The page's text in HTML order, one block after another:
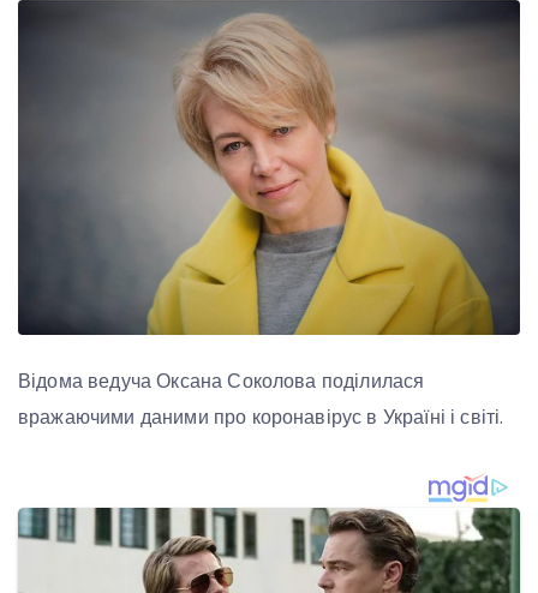
Відома ведуча Оксана Соколова поділилася
вражаючими даними про коронавірус в Україні і світі.